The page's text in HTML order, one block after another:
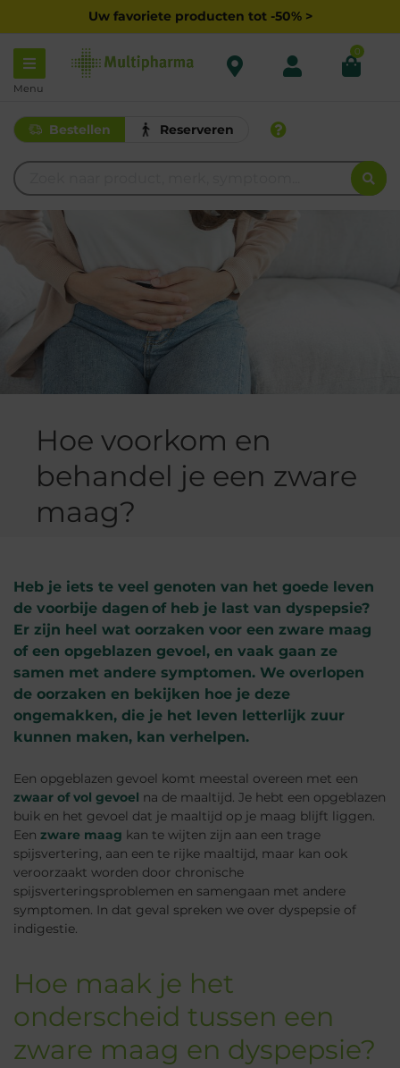
Uw favoriete producten tot -50% >
Menu
0
Bestellen Reserveren
Hoe voorkom en
behandel je een zware
maag?
Heb je iets te veel genoten van het goede leven
de voorbije dagen of heb je last van dyspepsie?
Er zijn heel wat oorzaken voor een zware maag
of een opgeblazen gevoel, en vaak gaan ze
samen met andere symptomen. We overlopen
de oorzaken en bekijken hoe je deze
ongemakken, die je het leven letterlijk zuur
kunnen maken, kan verhelpen.
Een opgeblazen gevoel komt meestal overeen met een
zwaar of vol gevoel na de maaltijd. Je hebt een opgeblazen
buik en het gevoel dat je maaltijd op je maag blijft liggen.
Een zware maag kan te wijten zijn aan een trage
spijsvertering, aan een te rijke maaltijd, maar kan ook
veroorzaakt worden door chronische
spijsverteringsproblemen en samengaan met andere
symptomen. In dat geval spreken we over dyspepsie of
indigestie.
Hoe maak je het
onderscheid tussen een
zware maag en dyspepsie?